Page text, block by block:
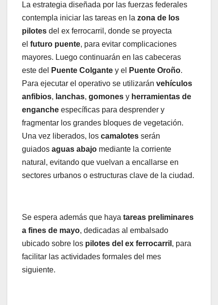
La estrategia diseñada por las fuerzas federales
contempla iniciar las tareas en la zona de los
pilotes del ex ferrocarril, donde se proyecta
el futuro puente, para evitar complicaciones
mayores. Luego continuarán en las cabeceras
este del
Puente Colgante y el Puente Oroño.
Para ejecutar el operativo se utilizarán vehículos
anfibios, lanchas, gomones y herramientas de
enganche específicas para desprender y
fragmentar los grandes bloques de vegetación.
Una vez liberados, los camalotes serán
guiados aguas abajo mediante la corriente
natural, evitando que vuelvan a encallarse en
sectores urbanos o estructuras clave de la ciudad.
Se espera además que haya tareas preliminares
a fines de mayo, dedicadas al embalsado
ubicado sobre los pilotes del ex ferrocarril , para
facilitar las actividades formales del mes
siguiente.